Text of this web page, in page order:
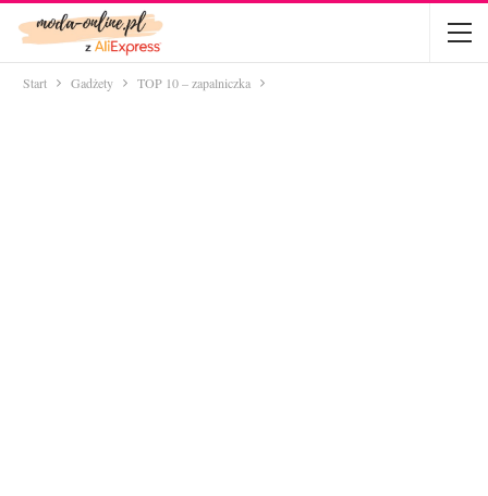
Start Gadżety TOP 10 – zapalniczka